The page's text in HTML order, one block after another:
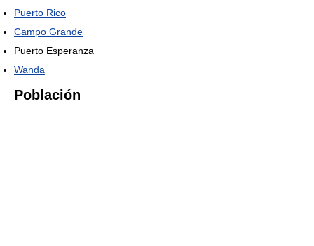
Puerto Rico
Campo Grande
Puerto Esperanza
Wanda
Población